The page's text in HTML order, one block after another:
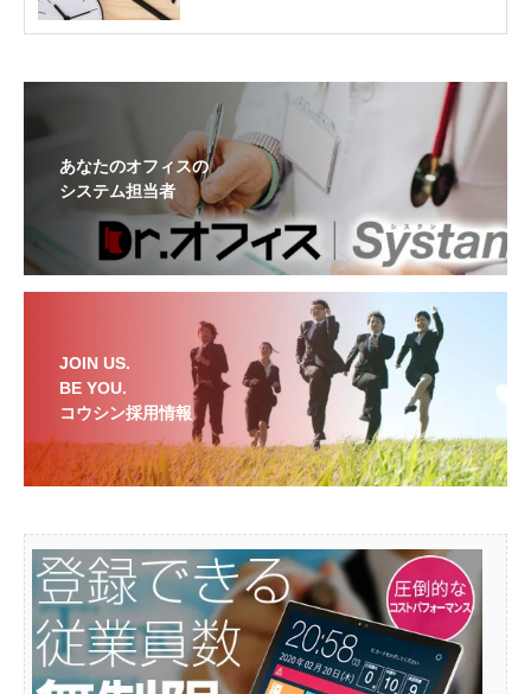
あなたのオフィスの
システム担当者
JOIN US.
BE YOU.
コウシン採用情報